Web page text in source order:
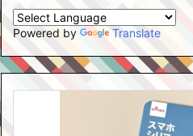
Powered by Translate